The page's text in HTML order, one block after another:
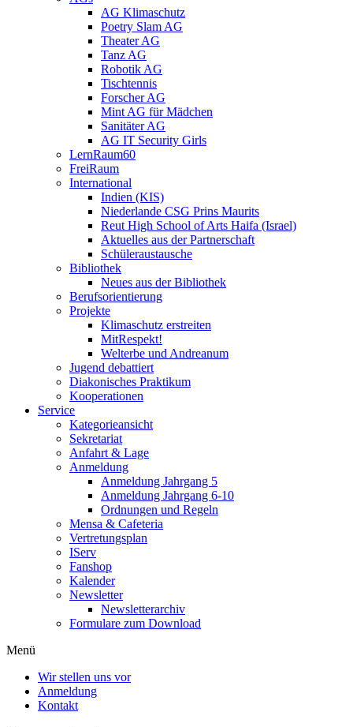
AG Klimaschutz
Poetry Slam AG
Theater AG
Tanz AG
Robotik AG
Tischtennis
Forscher AG
Mint AG für Mädchen
Sanitäter AG
AG IT Security Girls
LernRaum60
FreiRaum
International
Indien (KIS)
Niederlande CSG Prins Maurits
Reut High School of Arts Haifa (Israel)
Aktuelles aus der Partnerschaft
Schüleraustausche
Bibliothek
Neues aus der Bibliothek
Berufsorientierung
Projekte
Klimaschutz erstreiten
MitRespekt!
Welterbe und Andreanum
Jugend debattiert
Diakonisches Praktikum
Kooperationen
Service
Kategorieansicht
Sekretariat
Anfahrt & Lage
Anmeldung
Anmeldung Jahrgang 5
Anmeldung Jahrgang 6-10
Ordnungen und Regeln
Mensa & Cafeteria
Vertretungsplan
IServ
Fanshop
Kalender
Newsletter
Newsletterarchiv
Formulare zum Download
Menü
Wir stellen uns vor
Anmeldung
Kontakt